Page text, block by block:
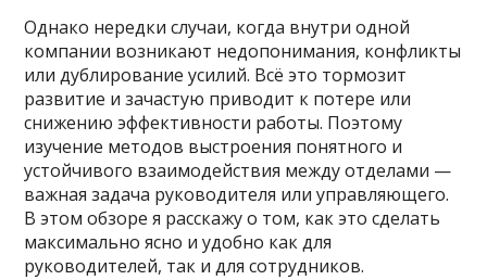
Однако нередки случаи, когда внутри одной
компании возникают недопонимания, конфликты
или дублирование усилий. Всё это тормозит
развитие и зачастую приводит к потере или
снижению эффективности работы. Поэтому
изучение методов выстроения понятного и
устойчивого взаимодействия между отделами —
важная задача руководителя или управляющего.
В этом обзоре я расскажу о том, как это сделать
максимально ясно и удобно как для
руководителей, так и для сотрудников.